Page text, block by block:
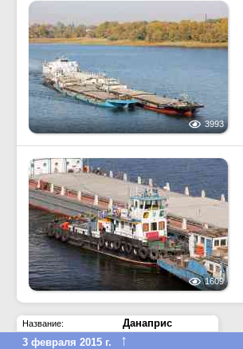
3993
1609
Название:
Данаприс
3 февраля 2015 г.
↑